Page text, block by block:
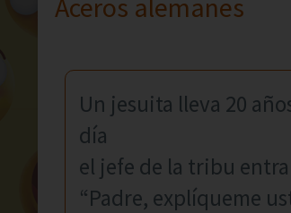
Un jesuita lleva 20
día
el jefe de la tribu
“Padre, explíqueme